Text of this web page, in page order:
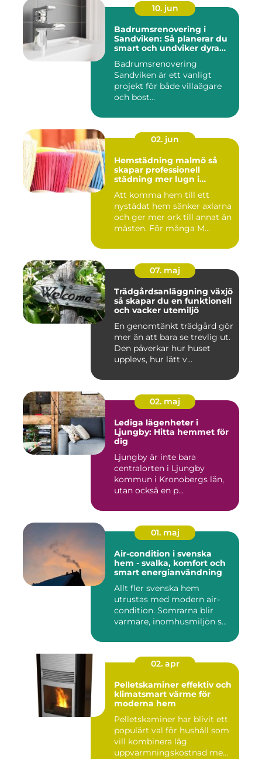
10. jun
Badrumsrenovering i
Sandviken: Så planerar du
smart och undviker dyra
Badrumsrenovering
Sandviken är ett vanligt
projekt för både villaägare
och bost...
02. jun
Hemstädning malmö så
skapar professionell
städning mer lugn i
Att komma hem till ett
nystädat hem sänker axlarna
och ger mer ork till annat än
måsten. För många M...
07. maj
Trädgårdsanläggning växjö
så skapar du en funktionell
och vacker utemiljö
En genomtänkt trädgård gör
mer än att bara se trevlig ut.
Den påverkar hur huset
upplevs, hur lätt v...
02. maj
Lediga lägenheter i
Ljungby: Hitta hemmet för
dig
Ljungby är inte bara
centralorten i Ljungby
kommun i Kronobergs län,
utan också en p...
01. maj
Air-condition i svenska
hem - svalka, komfort och
smart energianvändning
Allt fler svenska hem
utrustas med modern air-
condition. Somrarna blir
varmare, inomhusmiljön s...
02. apr
Pelletskaminer effektiv och
klimatsmart värme för
moderna hem
Pelletskaminer har blivit ett
populärt val för hushåll som
vill kombinera låg
uppvärmningskostnad me...